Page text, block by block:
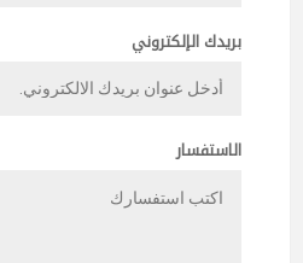
بريدك الإلكتروني
الاستفسار